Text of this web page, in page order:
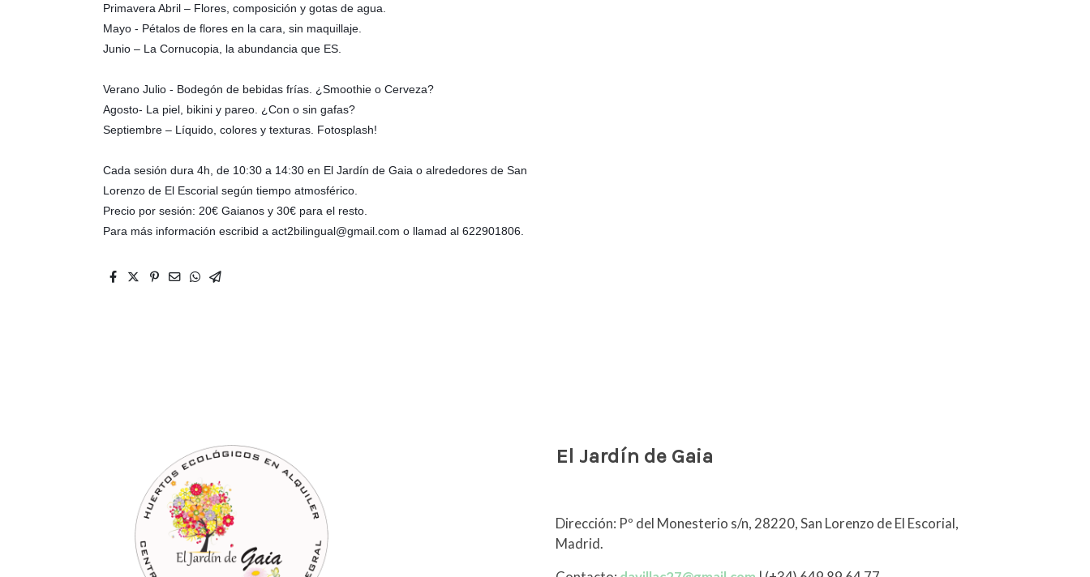
Primavera Abril – Flores, composición y gotas de agua.
Mayo - Pétalos de flores en la cara, sin maquillaje.
Junio – La Cornucopia, la abundancia que ES.
Verano Julio - Bodegón de bebidas frías. ¿Smoothie o Cerveza?
Agosto- La piel, bikini y pareo. ¿Con o sin gafas?
Septiembre – Líquido, colores y texturas. Fotosplash!
Cada sesión dura 4h, de 10:30 a 14:30 en El Jardín de Gaia o alrededores de San
Lorenzo de El Escorial según tiempo atmosférico.
Precio por sesión: 20€ Gaianos y 30€ para el resto.
Para más información escribid a act2bilingual@gmail.com o llamad al 622901806.
El Jardín de Gaia
Dirección: Pº del Monesterio s/n, 28220, San Lorenzo de El Escorial,
Madrid.